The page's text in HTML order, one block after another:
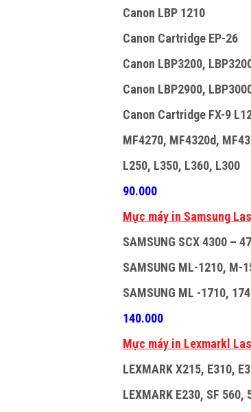
Canon LBP 1210
Canon Cartridge EP-26
Canon LBP3200,
Canon LBP2900,
Canon Cartridge FX-9
MF4270, MF4320d,
L250, L350, L360, L300
90.000
Mực máy in Samsung
SAMSUNG SCX 4300 –
SAMSUNG ML-1210, M-
SAMSUNG ML -1710,
140.000
Mực máy in Lexmarkl
LEXMARK X215, E310,
LEXMARK E230, SF 560,